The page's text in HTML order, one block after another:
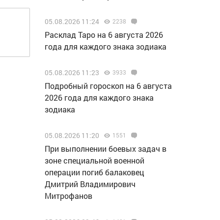
05.08.2026 11:24 2238
Расклад Таро на 6 августа 2026
года для каждого знака зодиака
05.08.2026 11:23 3933
Подробный гороскоп на 6 августа
2026 года для каждого знака
зодиака
05.08.2026 11:20 1551
При выполнении боевых задач в
зоне специальной военной
операции погиб балаковец
Дмитрий Владимирович
Митрофанов